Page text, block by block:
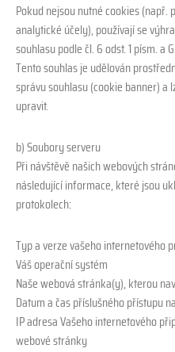
Pokud nejsou nutné cookies
analytické účely), používají se
souhlasu podle čl. 6 odst. 1 písm. a
Tento souhlas je udělován
správu souhlasu (cookie banner)
upravit.
b) Soubory serveru
Při návštěvě našich webových
následující informace, které jsou
protokolech:
Typ a verze vašeho internetového
Váš operační systém
Naše webová stránka(y), kterou
Datum a čas příslušného přístupu
IP adresa Vašeho internetového
webové stránky